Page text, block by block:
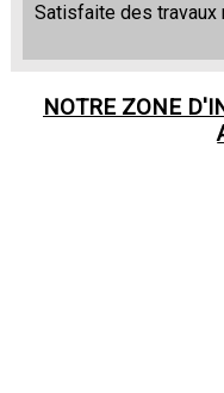
Satisfaite des
NOTRE ZONE